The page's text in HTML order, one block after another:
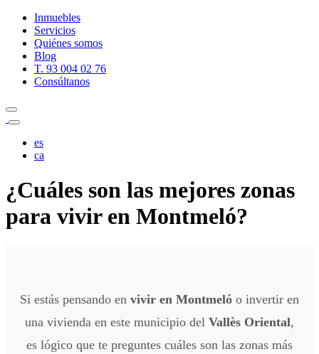
Inmuebles
Servicios
Quiénes somos
Blog
T. 93 004 02 76
Consúltanos
es
ca
¿Cuáles son las mejores zonas
para vivir en Montmeló?
Si estás pensando en vivir en Montmeló o invertir en
una vivienda en este municipio del Vallès Oriental,
es lógico que te preguntes cuáles son las zonas más